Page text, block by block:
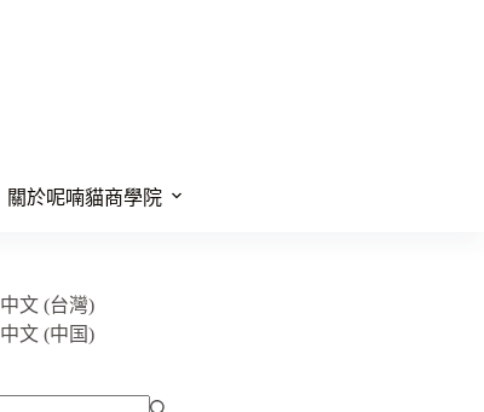
關於呢喃貓商學院
中文 (台灣)
中文 (中国)